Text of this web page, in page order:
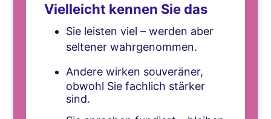
Vielleicht kennen Sie das
Sie leisten viel – werden aber
seltener wahrgenommen.
Andere wirken souveräner,
obwohl Sie fachlich stärker
sind.